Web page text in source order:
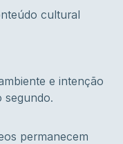
cultural
e intenção
segundo.
permanecem